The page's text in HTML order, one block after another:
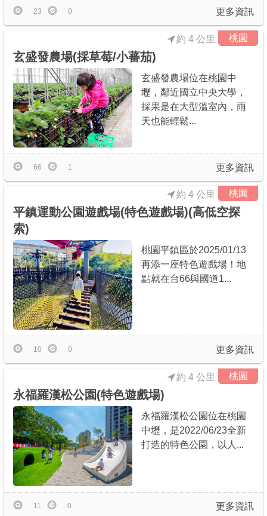
更多資訊
23 0
桃園
玄盛發農場(採草莓/小蕃茄)
約 4 公里
玄盛發農場位在桃園中
壢，鄰近國立中央大學，
採果是在大型溫室內，雨
天也能輕鬆...
更多資訊
66 1
桃園
平鎮運動公園遊戲場(特色遊戲場)(高低空探
索)
約 4 公里
桃園平鎮區於2025/01/13
再添一座特色遊戲場！地
點就在台66與國道1...
更多資訊
10 0
桃園
永福羅漢松公園(特色遊戲場)
約 4 公里
永福羅漢松公園位在桃園
中壢，是2022/06/23全新
打造的特色公園，以人...
更多資訊
11 0